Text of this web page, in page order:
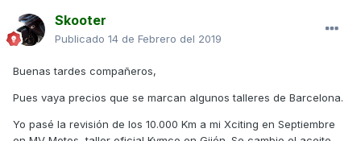
Skooter
Publicado 14 de Febrero del 2019
Buenas tardes compañeros,
Pues vaya precios que se marcan algunos talleres de Barcelona.
Yo pasé la revisión de los 10.000 Km a mi Xciting en Septiembre